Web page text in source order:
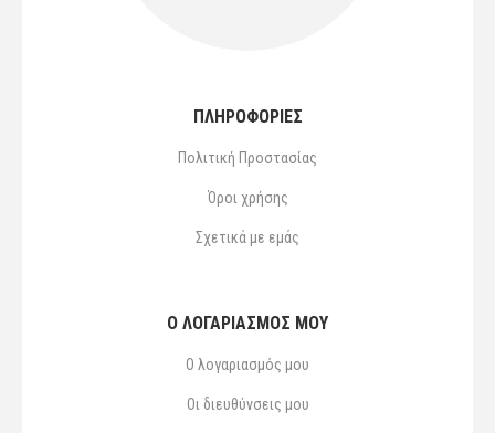
ΠΛΗΡΟΦΟΡΙΕΣ
Πολιτική Προστασίας
Όροι χρήσης
Σχετικά με εμάς
Ο ΛΟΓΑΡΙΑΣΜΌΣ ΜΟΥ
Ο λογαριασμός μου
Οι διευθύνσεις μου